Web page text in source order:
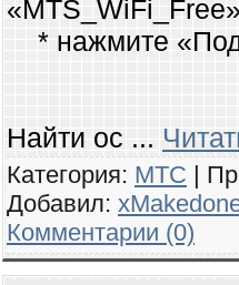
* нажмите
Найти ос ...
Категория: МТС |
Добавил:
Комментарии (0)